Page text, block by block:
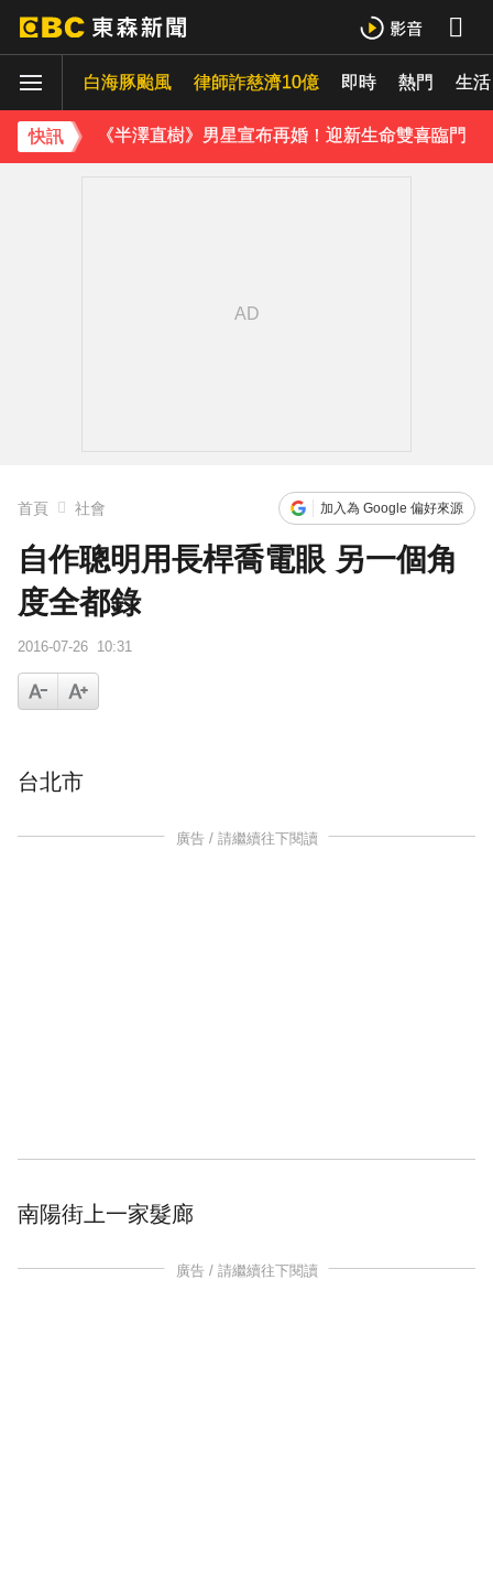
白海豚颱風 律師詐慈濟10億 即時 熱門 生活
快訊
《理財達人秀》X 安聯投信免費講座報名中！搶先卡位 2027
《半澤直樹》男星宣布再婚！迎新生命雙喜臨門
首頁 社會 加入為 Google 偏好來源
自作聰明用長桿喬電眼 另一個角
度全都錄
2016-07-26 10:31
台北市
廣告 / 請繼續往下閱讀
南陽街 上一家髮廊
廣告 / 請繼續往下閱讀